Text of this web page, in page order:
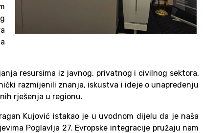
resursima iz javnog, privatnog i civilnog sektora,
razmijenili znanja, iskustva i ideje o unapređenju
rješenja u regionu.
Kujović istakao je u uvodnom dijelu da je naša
Poglavlja 27. Evropske integracije pružaju nam